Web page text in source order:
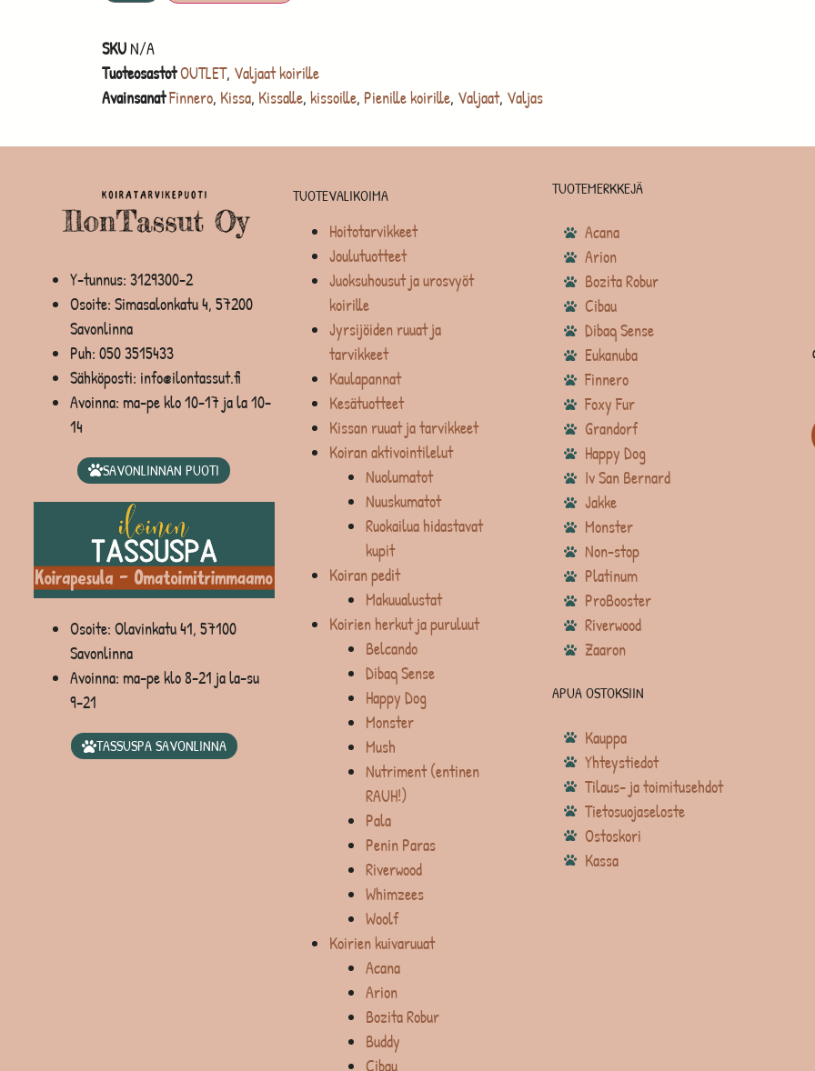
SKUN/A
TuoteosastotOUTLET, Valjaat koirille
AvainsanatFinnero, Kissa, Kissalle, kissoille, Pienille koirille, Valjaat, Valjas
Y-tunnus: 3129300-2
Osoite: Simasalonkatu 4, 57200
Savonlinna
Puh: 050 3515433
Sähköposti: info@ilontassut.fi
Avoinna: ma-pe klo 10-17 ja la 10-
14
SAVONLINNAN PUOTI
Osoite: Olavinkatu 41, 57100
Savonlinna
Avoinna: ma-pe klo 8-21 ja la-su
9-21
TASSUSPA SAVONLINNA
TUOTEVALIKOIMA
Hoitotarvikkeet
Joulutuotteet
Juoksuhousut ja urosvyöt
koirille
Jyrsijöiden ruuat ja
tarvikkeet
Kaulapannat
Kesätuotteet
Kissan ruuat ja tarvikkeet
Koiran aktivointilelut
Nuolumatot
Nuuskumatot
Ruokailua hidastavat
kupit
Koiran pedit
Makuualustat
Koirien herkut ja puruluut
Belcando
Dibaq Sense
Happy Dog
Monster
Mush
Nutriment (entinen
RAUH!)
Pala
Penin Paras
Riverwood
Whimzees
Woolf
Koirien kuivaruuat
Acana
Arion
Bozita Robur
Buddy
Cibau
TUOTEMERKKEJÄ
Acana
Arion
Bozita Robur
Cibau
Dibaq Sense
Eukanuba
Finnero
Foxy Fur
Grandorf
Happy Dog
Iv San Bernard
Jakke
Monster
Non-stop
Platinum
ProBooster
Riverwood
Zaaron
APUA OSTOKSIIN
Kauppa
Yhteystiedot
Tilaus- ja toimitusehdot
Tietosuojaseloste
Ostoskori
Kassa